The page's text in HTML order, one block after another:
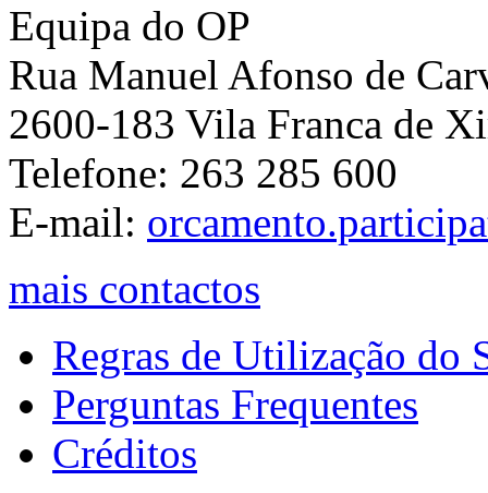
Equipa do OP
Rua Manuel Afonso de
2600-183 Vila Franca de
Telefone: 263 285 600
E-mail:
mais contactos
Regras de Utilização do
Perguntas Frequentes
Créditos